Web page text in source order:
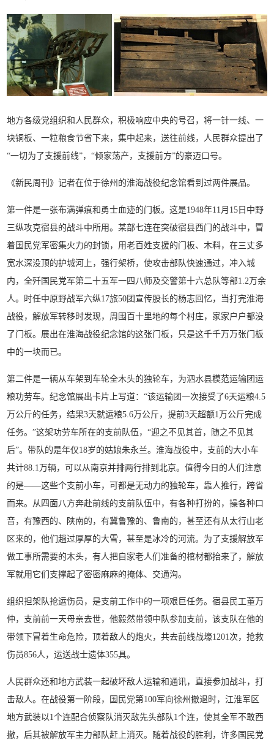
地方各级党组织和人民群众，积极响应中央的号召，将一针一线、一
块铜板、一粒粮食节省下来，集中起来，送往前线，人民群众提出了
“一切为了支援前线”，“倾家荡产，支援前方”的豪迈口号。
《新民周刊》记者在位于徐州的淮海战役纪念馆看到过两件展品。
第一件是一张布满弹痕和勇士血迹的门板。这是1948年11月15日中野
三纵攻克宿县的战斗中所用。某部七连在突破宿县西门的战斗中，冒
着国民党军密集火力的封锁，用老百姓支援的门板、木料，在三丈多
宽水深没顶的护城河上，强行架桥，使攻击部队快速通过，冲入城
内，全歼国民党军第二十五军一四八师及交警第十六总队等部1.2万余
人。时任中原野战军六纵17旅50团宣传股长的杨志回忆，当打完淮海
战役，解放军转移时发现，周围百十里地的每个村庄，家家户户都没
了门板。展出在淮海战役纪念馆的这张门板，只是这千千万万张门板
中的一块而已。
第二件是一辆从车架到车轮全木头的独轮车，为泗水县模范运输团运
粮功劳车。纪念馆展出卡片上写道：“该运输团一次接受了6天运粮4.5
万公斤的任务，结果3天就运粮5.6万公斤，提前3天超额1万公斤完成
任务。”这架功劳车所在的支前队伍，“迎之不见其首，随之不见其
后”。带队的是年仅18岁的姑娘朱永兰。淮海战役中，支前的大小车
共计88.1万辆，可以从南京并排两行排到北京。值得今日的人们注意
的是——这些个支前小车，可都是无动力的独轮车，靠人推行，跨省
而来。从四面八方奔赴前线的支前队伍中，有各种打扮的，操各种口
音，有豫西的、陕南的，有冀鲁豫的、鲁南的，甚至还有从太行山老
区来的，他们趟过厚厚的大雪，甚至是冰冷的河流。为了支援解放军
做工事所需要的木头，有人把自家老人们准备的棺材都抬来了，解放
军就用它们支撑起了密密麻麻的掩体、交通沟。
组织担架队抢运伤员，是支前工作中的一项艰巨任务。宿县民工董万
仲，支前前一天母亲去世，他毅然带领中队参加支前，该支队在他的
带领下冒着生命危险，顶着敌人的炮火，共去前线战壕1201次，抢救
伤员856人，运送战士遗体355具。
人民群众还和地方武装一起破坏敌人运输和通讯，直接参加战斗，打
击敌人。在战役第一阶段，国民党第100军向徐州撤退时，江淮军区
地方武装以1个连配合侦察队消灭敌先头部队1个连，使其全军不敢西
撤，后其被解放军主力部队赶上消灭。随着战役的胜利，许多国民党